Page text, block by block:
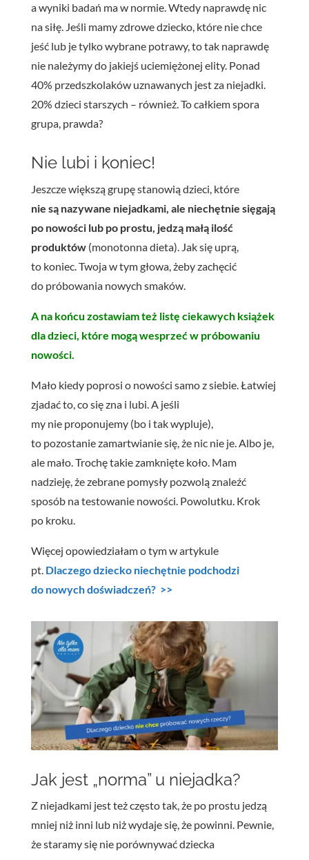
a wyniki badań ma w normie. Wtedy naprawdę nic
na siłę. Jeśli mamy zdrowe dziecko, które nie chce
jeść lub je tylko wybrane potrawy, to tak naprawdę
nie należymy do jakiejś uciemiężonej elity. Ponad
40% przedszkolaków uznawanych jest za niejadki.
20% dzieci starszych – również. To całkiem spora
grupa, prawda?
Nie lubi i koniec!
Jeszcze większą grupę stanowią dzieci, które
nie są nazywane niejadkami, ale niechętnie sięgają
po nowości lub po prostu, jedzą małą ilość
produktów(monotonna dieta). Jak się uprą,
to koniec. Twoja w tym głowa, żeby zachęcić
do próbowania nowych smaków.
A na końcu zostawiam też listę ciekawych książek
dla dzieci, które mogą wesprzeć w próbowaniu
nowości.
Mało kiedy poprosi o nowości samo z siebie. Łatwiej
zjadaćto, cosię zna i lubi. A jeśli
my nie proponujemy (bo i tak wypluje),
to pozostanie zamartwianie się, że nic nie je. Albo je,
ale mało. Trochę takie zamknięte koło. Mam
nadzieję, że zebrane pomysły pozwolą znaleźć
sposób na testowanie nowości. Powolutku. Krok
po kroku.
Więcej opowiedziałam o tym w artykule
pt. Dlaczego dziecko niechętnie podchodzi
do nowych doświadczeń? >>
Jak jest „norma” u niejadka?
Z niejadkami jest też często tak, że po prostu jedzą
mniej niż inni lub niż wydaje się, że powinni. Pewnie,
że staramy się nie porównywać dziecka